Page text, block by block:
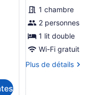
type
de
chambre :
Chalet
rustique
1 chambre
2 personnes
1 lit double
Wi-Fi gratuit
Plus de détails
Plus